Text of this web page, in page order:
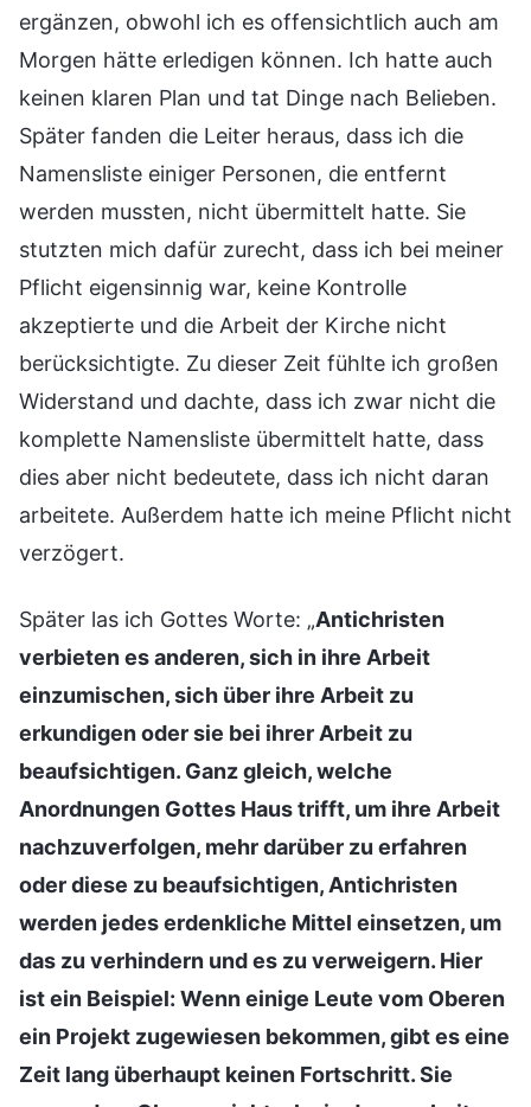
ergänzen, obwohl ich es offensichtlich auch am
Morgen hätte erledigen können. Ich hatte auch
keinen klaren Plan und tat Dinge nach Belieben.
Später fanden die Leiter heraus, dass ich die
Namensliste einiger Personen, die entfernt
werden mussten, nicht übermittelt hatte. Sie
stutzten mich dafür zurecht, dass ich bei meiner
Pflicht eigensinnig war, keine Kontrolle
akzeptierte und die Arbeit der Kirche nicht
berücksichtigte. Zu dieser Zeit fühlte ich großen
Widerstand und dachte, dass ich zwar nicht die
komplette Namensliste übermittelt hatte, dass
dies aber nicht bedeutete, dass ich nicht daran
arbeitete. Außerdem hatte ich meine Pflicht nicht
verzögert.
Später las ich Gottes Worte: „Antichristen
verbieten es anderen, sich in ihre Arbeit
einzumischen, sich über ihre Arbeit zu
erkundigen oder sie bei ihrer Arbeit zu
beaufsichtigen. Ganz gleich, welche
Anordnungen Gottes Haus trifft, um ihre Arbeit
nachzuverfolgen, mehr darüber zu erfahren
oder diese zu beaufsichtigen, Antichristen
werden jedes erdenkliche Mittel einsetzen, um
das zu verhindern und es zu verweigern. Hier
ist ein Beispiel: Wenn einige Leute vom Oberen
ein Projekt zugewiesen bekommen, gibt es eine
Zeit lang überhaupt keinen Fortschritt. Sie